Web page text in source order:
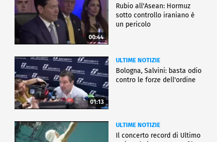
00:44
Rubio all'Asean: Hormuz
sotto controllo iraniano è
un pericolo
01:13
ULTIME NOTIZIE
Bologna, Salvini: basta odio
contro le forze dell'ordine
ULTIME NOTIZIE
Il concerto record di Ultimo